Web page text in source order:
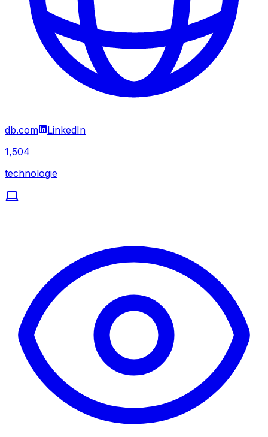
db.com
LinkedIn
1,504
technologie